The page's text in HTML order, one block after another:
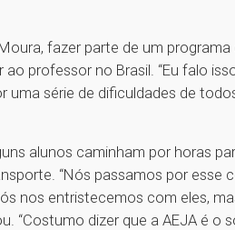
fazer parte de um
professor no Brasil. “Eu falo
uma série de dificuldades de
alunos caminham por horas
“Nós passamos por
nos entristecemos com eles,
“Costumo dizer que a AEJA é